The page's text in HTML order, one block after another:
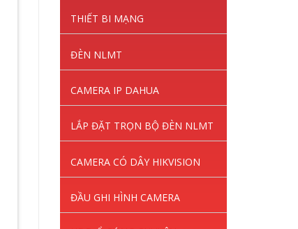
THIẾT BI MẠNG
ĐÈN NLMT
CAMERA IP DAHUA
LẮP ĐẶT TRỌN BỘ ĐÈN NLMT
CAMERA CÓ DÂY HIKVISION
ĐẦU GHI HÌNH CAMERA